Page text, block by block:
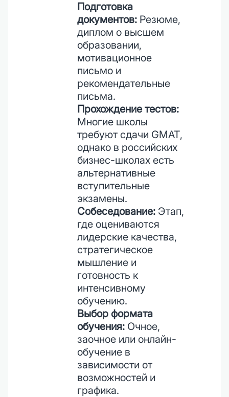
Подготовка
документов: Резюме,
диплом о высшем
образовании,
мотивационное
письмо и
рекомендательные
письма.
Прохождение тестов:
Многие школы
требуют сдачи GMAT,
однако в российских
бизнес-школах есть
альтернативные
вступительные
экзамены.
Собеседование: Этап,
где оцениваются
лидерские качества,
стратегическое
мышление и
готовность к
интенсивному
обучению.
Выбор формата
обучения: Очное,
заочное или онлайн-
обучение в
зависимости от
возможностей и
графика.